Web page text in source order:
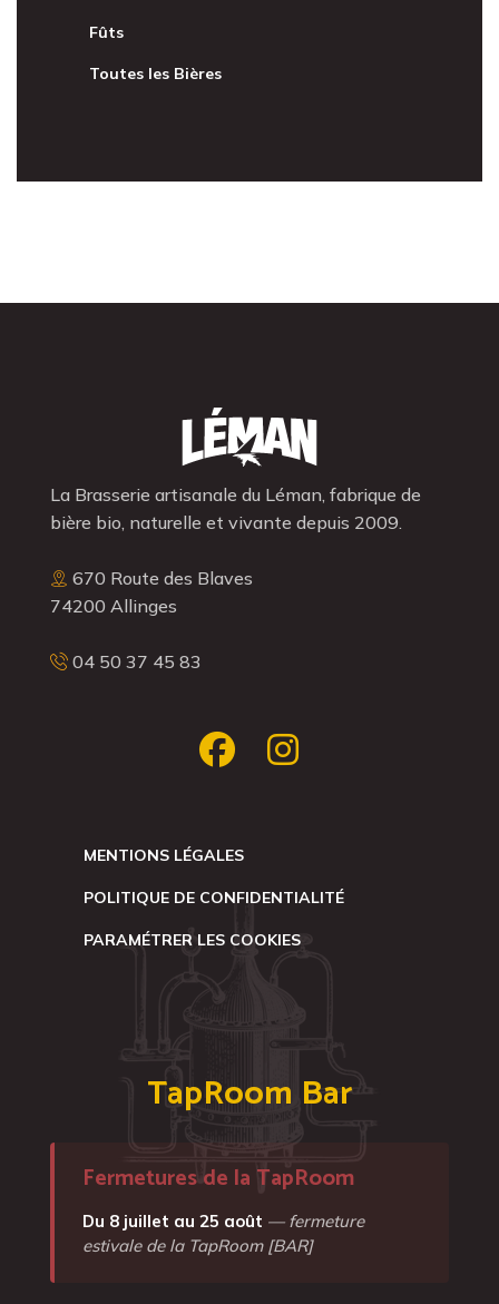
Fûts
Toutes les Bières
La Brasserie artisanale du Léman, fabrique de
bière bio, naturelle et vivante depuis 2009.
670 Route des Blaves
74200 Allinges
04 50 37 45 83
MENTIONS LÉGALES
POLITIQUE DE CONFIDENTIALITÉ
PARAMÉTRER LES COOKIES
TapRoom Bar
Fermetures de la TapRoom
Du 8 juillet au 25 août — fermeture
estivale de la TapRoom [BAR]